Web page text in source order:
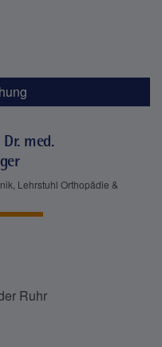
med.
Lehrstuhl Orthopädie &
Ruhr